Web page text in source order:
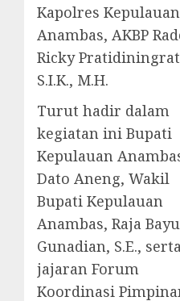
Kapolres Kepulauan
Anambas, AKBP
Ricky
S.I.K., M.H.
Turut hadir dalam
kegiatan ini Bupati
Kepulauan
Dato Aneng, Wakil
Bupati Kepulauan
Anambas, Raja Bayu
Gunadian, S.E.,
jajaran Forum
Koordinasi